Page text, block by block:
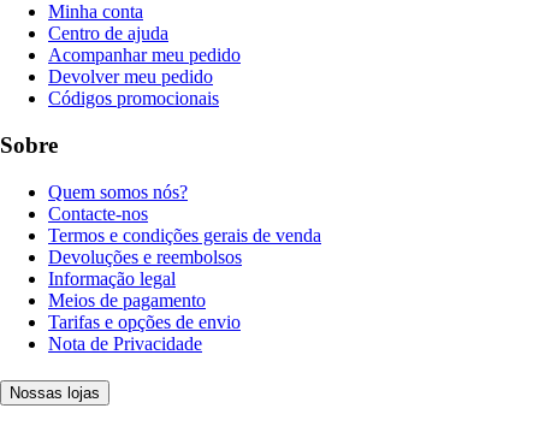
Minha conta
Centro de ajuda
Acompanhar meu pedido
Devolver meu pedido
Códigos promocionais
Sobre
Quem somos nós?
Contacte-nos
Termos e condições gerais de venda
Devoluções e reembolsos
Informação legal
Meios de pagamento
Tarifas e opções de envio
Nota de Privacidade
Nossas lojas